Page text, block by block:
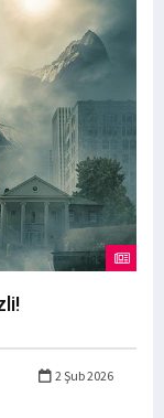
2 Şub 2026